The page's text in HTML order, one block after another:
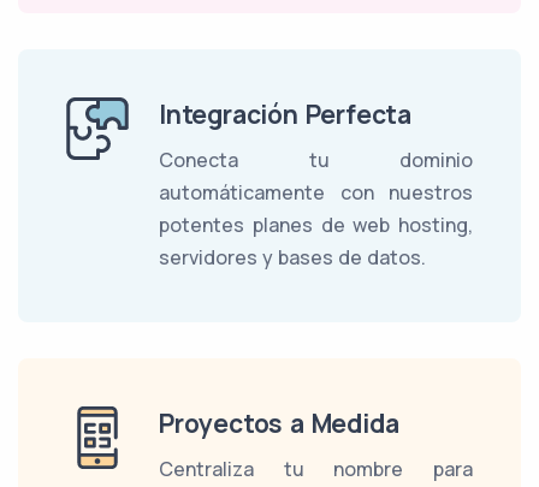
Integración Perfecta
Conecta tu dominio
automáticamente con nuestros
potentes planes de web hosting,
servidores y bases de datos.
Proyectos a Medida
Centraliza tu nombre para